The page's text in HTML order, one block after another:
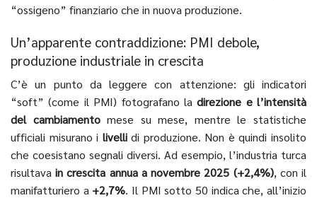
“ossigeno” finanziario che in nuova produzione.
Un’apparente contraddizione: PMI debole,
produzione industriale in crescita
C’è un punto da leggere con attenzione: gli indicatori
“soft” (come il PMI) fotografano ladirezione e l’intensità
del cambiamentomese su mese, mentre le statistiche
ufficiali misurano i livellidi produzione. Non è quindi insolito
che coesistano segnali diversi. Ad esempio, l’industria turca
risultavain crescita annua a novembre 2025 (+2,4%), con il
manifatturiero a +2,7%. Il PMI sotto 50 indica che, all’inizio